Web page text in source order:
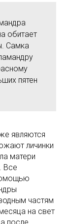
обитает
Самка
пятен
являются
личинки
матери
Все
частям
на свет